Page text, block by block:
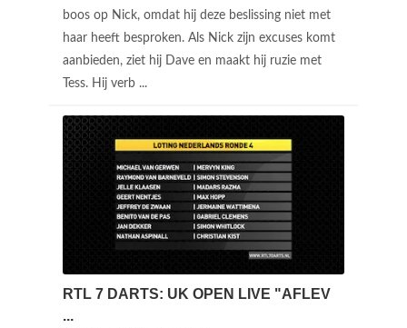
boos op Nick, omdat hij deze beslissing niet met
haar heeft besproken. Als Nick zijn excuses komt
aanbieden, ziet hij Dave en maakt hij ruzie met
Tess. Hij verb ...
RTL 7 DARTS: UK OPEN LIVE "AFLEV
...